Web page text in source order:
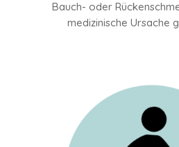
Bauch- oder
medizinische Ursache